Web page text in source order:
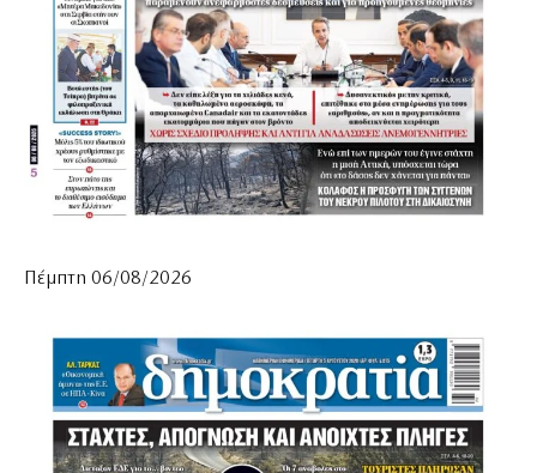
Πέμπτη 06/08/2026